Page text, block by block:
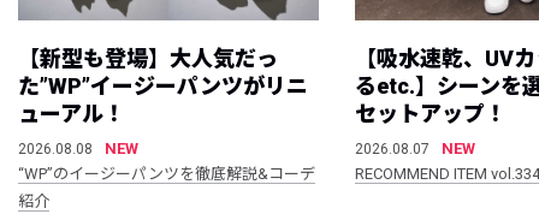
【新型も登場】大人気だっ
た”WP”イージーパンツがリニ
ューアル！
2026.08.08
NEW
“WP”のイージーパンツを徹底解説&コーデ
紹介
【吸水速乾、UV
るetc.】シーンを
セットアップ！
2026.08.07
NEW
RECOMMEND ITEM vol.334